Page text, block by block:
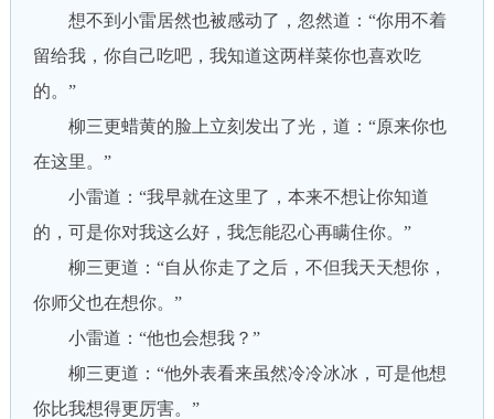
想不到小雷居然也被感动了，忽然道：“你用不着
留给我，你自己吃吧，我知道这两样菜你也喜欢吃
的。”
柳三更蜡黄的脸上立刻发出了光，道：“原来你也
在这里。”
小雷道：“我早就在这里了，本来不想让你知道
的，可是你对我这么好，我怎能忍心再瞒住你。”
柳三更道：“自从你走了之后，不但我天天想你，
你师父也在想你。”
小雷道：“他也会想我？”
柳三更道：“他外表看来虽然冷冷冰冰，可是他想
你比我想得更厉害。”